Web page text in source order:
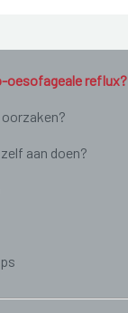
oesofageale reflux?
aan doen?